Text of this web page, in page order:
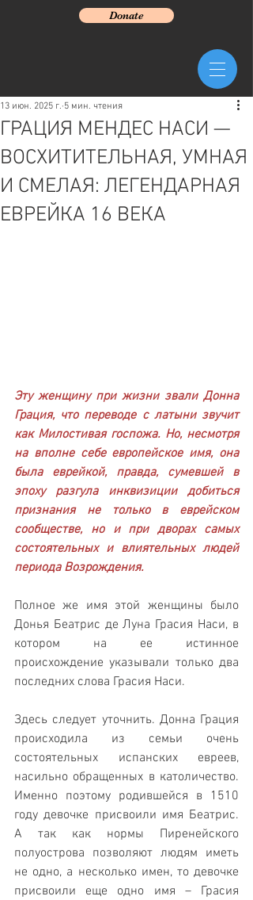
Donate
ГРАЦИЯ МЕНДЕС НАСИ —
ВОСХИТИТЕЛЬНАЯ, УМНАЯ
И СМЕЛАЯ: ЛЕГЕНДАРНАЯ
ЕВРЕЙКА 16 ВЕКА
13 июн. 2025 г. 5 мин. чтения
Эту женщину при жизни звали Донна
Грация, что переводе с латыни звучит
как Милостивая госпожа. Но, несмотря
на вполне себе европейское имя, она
была еврейкой, правда, сумевшей в
эпоху разгула инквизиции добиться
признания не только в еврейском
сообществе, но и при дворах самых
состоятельных и влиятельных людей
периода Возрождения.
Полное же имя этой женщины было
Донья Беатрис де Луна Грасия Наси, в
котором на ее истинное
происхождение указывали только два
последних слова Грасия Наси.
Здесь следует уточнить. Донна Грация
происходила из семьи очень
состоятельных испанских евреев,
насильно обращенных в католичество.
Именно поэтому родившейся в 1510
году девочке присвоили имя Беатрис.
А так как нормы Пиренейского
полуострова позволяют людям иметь
не одно, а несколько имен, то девочке
присвоили еще одно имя – Грасия